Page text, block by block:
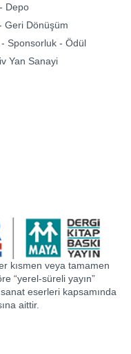
Depo
Geri Dönüşüm
Sponsorluk - Ödül
Yan Sanayi
kısmen veya tamamen
“yerel-süreli yayın”
eserleri kapsamında
aittir.